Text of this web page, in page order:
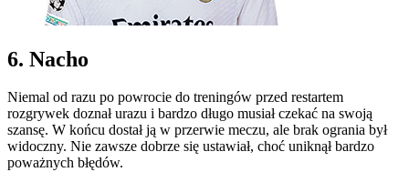
6. Nacho
Niemal od razu po powrocie do treningów przed restartem
rozgrywek doznał urazu i bardzo długo musiał czekać na swoją
szansę. W końcu dostał ją w przerwie meczu, ale brak ogrania był
widoczny. Nie zawsze dobrze się ustawiał, choć uniknął bardzo
poważnych błędów.